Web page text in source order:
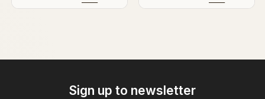
Sign up to newsletter